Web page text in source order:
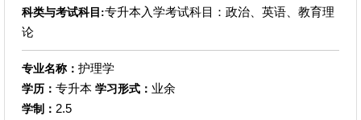
科类与考试科目:专升本入学考试科目：政治、英语、教育理
论
专业名称： 护理学
学历： 专升本 学习形式： 业余
学制： 2.5